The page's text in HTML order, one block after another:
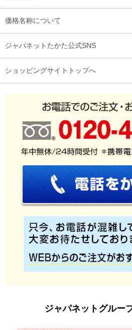
価格名称について
ジャパネットたかた公式SNS
ショッピングサイトトップへ
ジャパネットグルー